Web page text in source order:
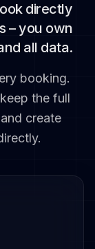
directly
– you own
all data.
booking.
the full
create